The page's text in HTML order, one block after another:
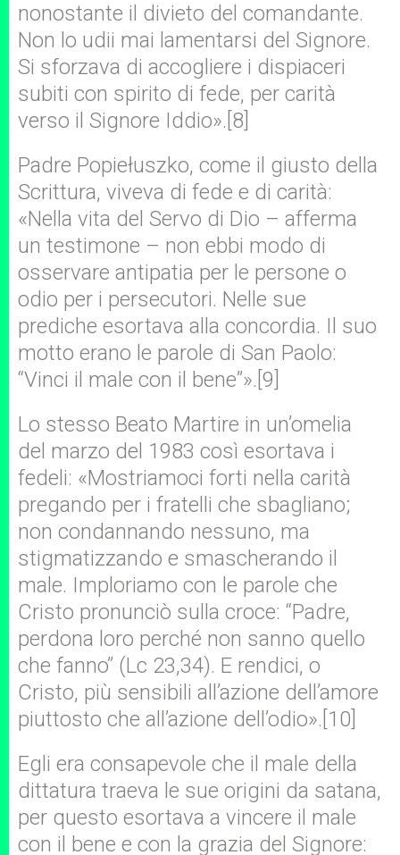
nonostante il divieto del comandante.
Non lo udii mai lamentarsi del Signore.
Si sforzava di accogliere i dispiaceri
subiti con spirito di fede, per carità
verso il Signore Iddio».[8]
Padre Popiełuszko, come il giusto della
Scrittura, viveva di fede e di carità:
«Nella vita del Servo di Dio – afferma
un testimone – non ebbi modo di
osservare antipatia per le persone o
odio per i persecutori. Nelle sue
prediche esortava alla concordia. Il suo
motto erano le parole di San Paolo:
“Vinci il male con il bene”».[9]
Lo stesso Beato Martire in un’omelia
del marzo del 1983 così esortava i
fedeli: «Mostriamoci forti nella carità
pregando per i fratelli che sbagliano;
non condannando nessuno, ma
stigmatizzando e smascherando il
male. Imploriamo con le parole che
Cristo pronunciò sulla croce: “Padre,
perdona loro perché non sanno quello
che fanno” (Lc 23,34). E rendici, o
Cristo, più sensibili all’azione dell’amore
piuttosto che all’azione dell’odio».[10]
Egli era consapevole che il male della
dittatura traeva le sue origini da satana,
per questo esortava a vincere il male
con il bene e con la grazia del Signore: